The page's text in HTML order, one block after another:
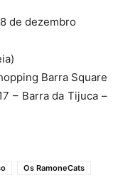
de dezembro
Barra Square
– Barra da Tijuca –
Os RamoneCats